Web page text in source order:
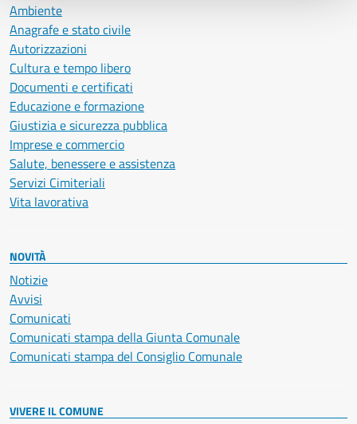
Ambiente
Anagrafe e stato civile
Autorizzazioni
Cultura e tempo libero
Documenti e certificati
Educazione e formazione
Giustizia e sicurezza pubblica
Imprese e commercio
Salute, benessere e assistenza
Servizi Cimiteriali
Vita lavorativa
NOVITÀ
Notizie
Avvisi
Comunicati
Comunicati stampa della Giunta Comunale
Comunicati stampa del Consiglio Comunale
VIVERE IL COMUNE